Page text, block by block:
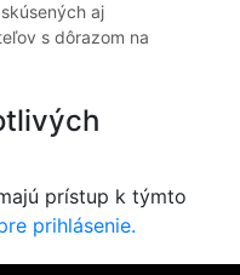
aj
s dôrazom na
prístup k týmto
prihlásenie.